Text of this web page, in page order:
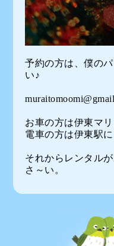
予約の方は、僕の
い♪
お車の方は伊東マ
電車の方は伊東駅
それからレンタル
さ～い。